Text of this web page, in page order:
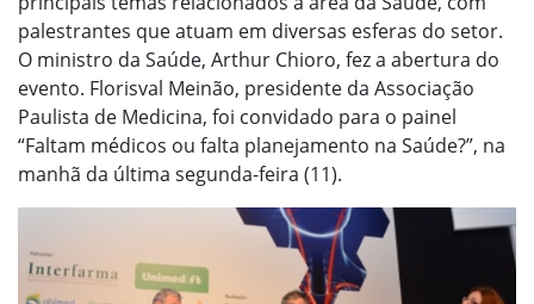
palestrantes que atuam em diversas esferas do setor.
O ministro da Saúde, Arthur Chioro, fez a abertura do
evento. Florisval Meinão, presidente da Associação
Paulista de Medicina, foi convidado para o painel
“Faltam médicos ou falta planejamento na Saúde?”, na
manhã da última segunda-feira (11).